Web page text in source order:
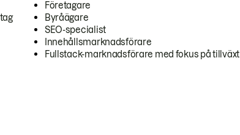
Företagare
Byråägare
SEO-specialist
Innehållsmarknadsförare
Fullstack-marknadsförare med fokus på tillväxt